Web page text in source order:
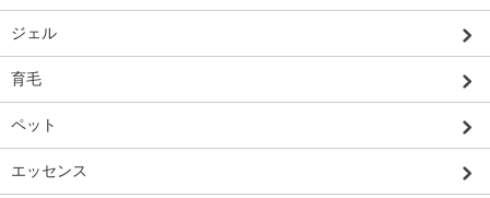
ジェル
育毛
ペット
エッセンス